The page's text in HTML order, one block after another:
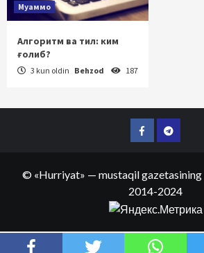
Муаммо
Алгоритм ва тил: ким
ғолиб?
3 kun oldin Behzod 187
FacebookTelegram
© «Hurriyat» — mustaqil
2014-2024